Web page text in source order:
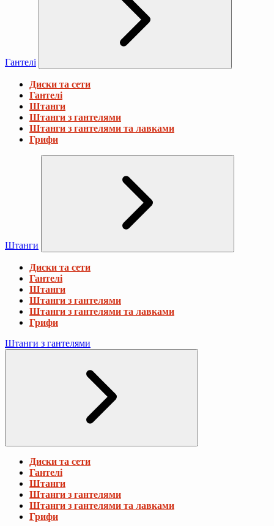
Гантелі
Диски та сети
Гантелі
Штанги
Штанги з гантелями
Штанги з гантелями та лавками
Грифи
Штанги
Диски та сети
Гантелі
Штанги
Штанги з гантелями
Штанги з гантелями та лавками
Грифи
Штанги з гантелями
Диски та сети
Гантелі
Штанги
Штанги з гантелями
Штанги з гантелями та лавками
Грифи